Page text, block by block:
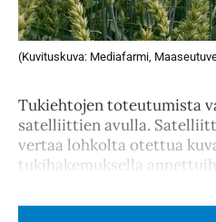
(Kuvituskuva: Mediafarmi,
Tukiehtojen toteutumista
satelliittien avulla.
vertaa lohkolta otettua
tukihakemuksella